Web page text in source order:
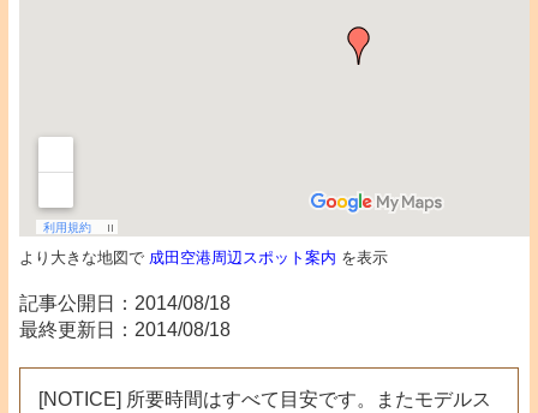
より大きな地図で 成田空港周辺スポット案内 を表示
記事公開日：2014/08/18
最終更新日：2014/08/18
[NOTICE] 所要時間はすべて目安です。またモデルス